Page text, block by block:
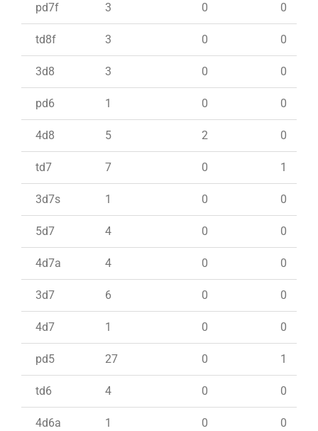
pd7f 3 0 0
td8f 3 0 0
3d8 3 0 0
pd6 1 0 0
4d8 5 2 0
td7 7 0 1
3d7s 1 0 0
5d7 4 0 0
4d7a 4 0 0
3d7 6 0 0
4d7 1 0 0
pd5 27 0 1
td6 4 0 0
4d6a 1 0 0